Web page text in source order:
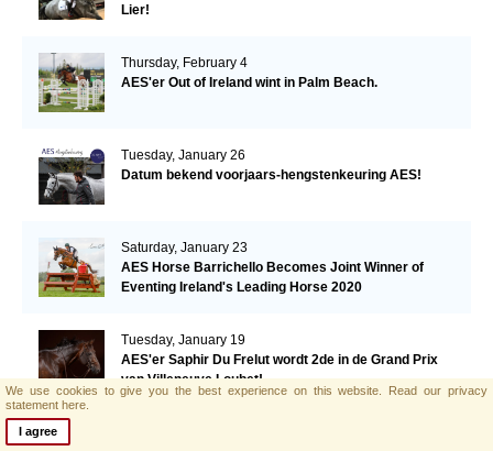
Lier!
Thursday, February 4
AES'er Out of Ireland wint in Palm Beach.
Tuesday, January 26
Datum bekend voorjaars-hengstenkeuring AES!
Saturday, January 23
AES Horse Barrichello Becomes Joint Winner of
Eventing Ireland's Leading Horse 2020
Tuesday, January 19
AES'er Saphir Du Frelut wordt 2de in de Grand Prix
van Villeneuve Loubet!
We use cookies to give you the best experience on this website. Read our privacy
statement here.
I agree